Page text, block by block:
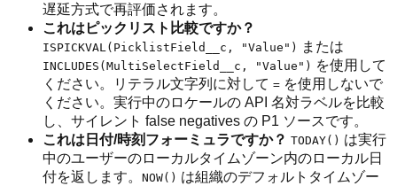
遅延方式で再評価されます。
これはピックリスト比較ですか？
ISPICKVAL(PicklistField__c, "Value") または
INCLUDES(MultiSelectField__c, "Value") を使用して
ください。リテラル文字列に対して = を使用しないで
ください。実行中のロケールの API 名対ラベルを比較
し、サイレント false negatives の P1 ソースです。
これは日付/時刻フォーミュラですか？ TODAY() は実行
中のユーザーのローカルタイムゾーン内のローカル日
付を返します。 NOW() は組織のデフォルトタイムゾー